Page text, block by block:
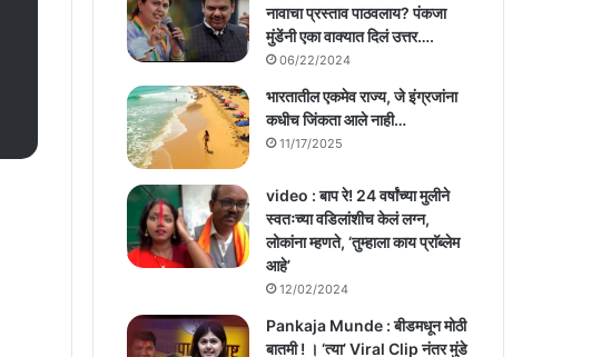
नावाचा प्रस्ताव पाठवलाय? पंकजा
मुंडेंनी एका वाक्यात दिलं उत्तर….
06/22/2024
भारतातील एकमेव राज्य, जे इंग्रजांना
कधीच जिंकता आले नाही…
11/17/2025
video : बाप रे! 24 वर्षांच्या मुलीने
स्वतःच्या वडिलांशीच केलं लग्न,
लोकांना म्हणते, ‘तुम्हाला काय प्राॅब्लेम
आहे’
12/02/2024
Pankaja Munde : बीडमधून मोठी
बातमी ! । ‘त्या’ Viral Clip नंतर मुंडे